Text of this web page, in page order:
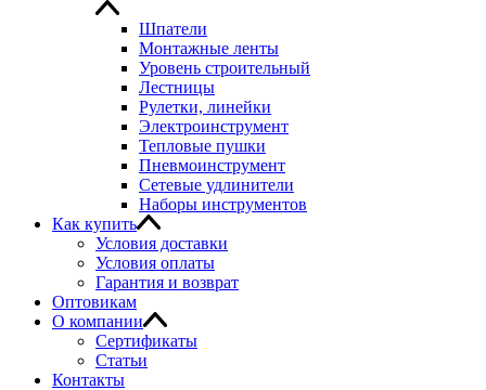
Шпатели
Монтажные ленты
Уровень строительный
Лестницы
Рулетки, линейки
Электроинструмент
Тепловые пушки
Пневмоинструмент
Сетевые удлинители
Наборы инструментов
Как купить
Условия доставки
Условия оплаты
Гарантия и возврат
Оптовикам
О компании
Сертификаты
Статьи
Контакты